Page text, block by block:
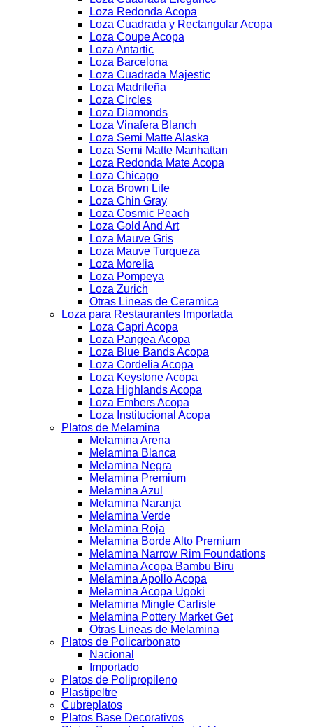
Loza Redonda Acopa
Loza Cuadrada y Rectangular Acopa
Loza Coupe Acopa
Loza Antartic
Loza Barcelona
Loza Cuadrada Majestic
Loza Madrileña
Loza Circles
Loza Diamonds
Loza Vinafera Blanch
Loza Semi Matte Alaska
Loza Semi Matte Manhattan
Loza Redonda Mate Acopa
Loza Chicago
Loza Brown Life
Loza Chin Gray
Loza Cosmic Peach
Loza Gold And Art
Loza Mauve Gris
Loza Mauve Turqueza
Loza Morelia
Loza Pompeya
Loza Zurich
Otras Lineas de Ceramica
Loza para Restaurantes Importada
Loza Capri Acopa
Loza Pangea Acopa
Loza Blue Bands Acopa
Loza Cordelia Acopa
Loza Keystone Acopa
Loza Highlands Acopa
Loza Embers Acopa
Loza Institucional Acopa
Platos de Melamina
Melamina Arena
Melamina Blanca
Melamina Negra
Melamina Premium
Melamina Azul
Melamina Naranja
Melamina Verde
Melamina Roja
Melamina Borde Alto Premium
Melamina Narrow Rim Foundations
Melamina Acopa Bambu Biru
Melamina Apollo Acopa
Melamina Acopa Ugoki
Melamina Mingle Carlisle
Melamina Pottery Market Get
Otras Lineas de Melamina
Platos de Policarbonato
Nacional
Importado
Platos de Polipropileno
Plastipeltre
Cubreplatos
Platos Base Decorativos